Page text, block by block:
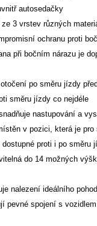
autosedačky
3 vrstev různých
ochranu proti
při bočním nárazu je
po směru jízdy
směru jízdy co nejdéle
nastupování a
v pozici, která je pro
proti i po směru
do 14 možných
nalezení ideálního
pevné spojení s vozidlem